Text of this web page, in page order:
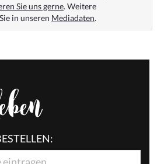
Sie uns gerne. Weitere
in unseren Mediadaten.